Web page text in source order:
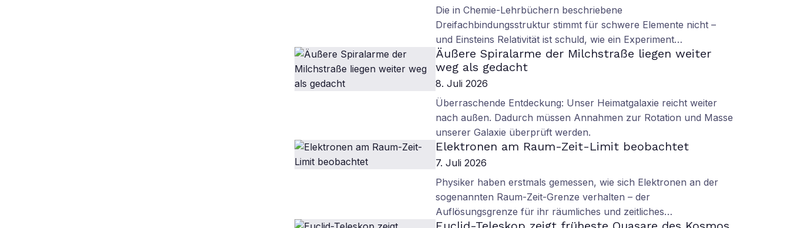
Die in Chemie-Lehrbüchern beschriebene
Dreifachbindungsstruktur stimmt für schwere Elemente nicht –
und Einsteins Relativität ist schuld, wie ein Experiment…
Äußere Spiralarme der Milchstraße liegen weiter
weg als gedacht
8. Juli 2026
Überraschende Entdeckung: Unser Heimatgalaxie reicht weiter
nach außen. Dadurch müssen Annahmen zur Rotation und Masse
unserer Galaxie überprüft werden.
Elektronen am Raum-Zeit-Limit beobachtet
7. Juli 2026
Physiker haben erstmals gemessen, wie sich Elektronen an der
sogenannten Raum-Zeit-Grenze verhalten – der
Auflösungsgrenze für ihr räumliches und zeitliches…